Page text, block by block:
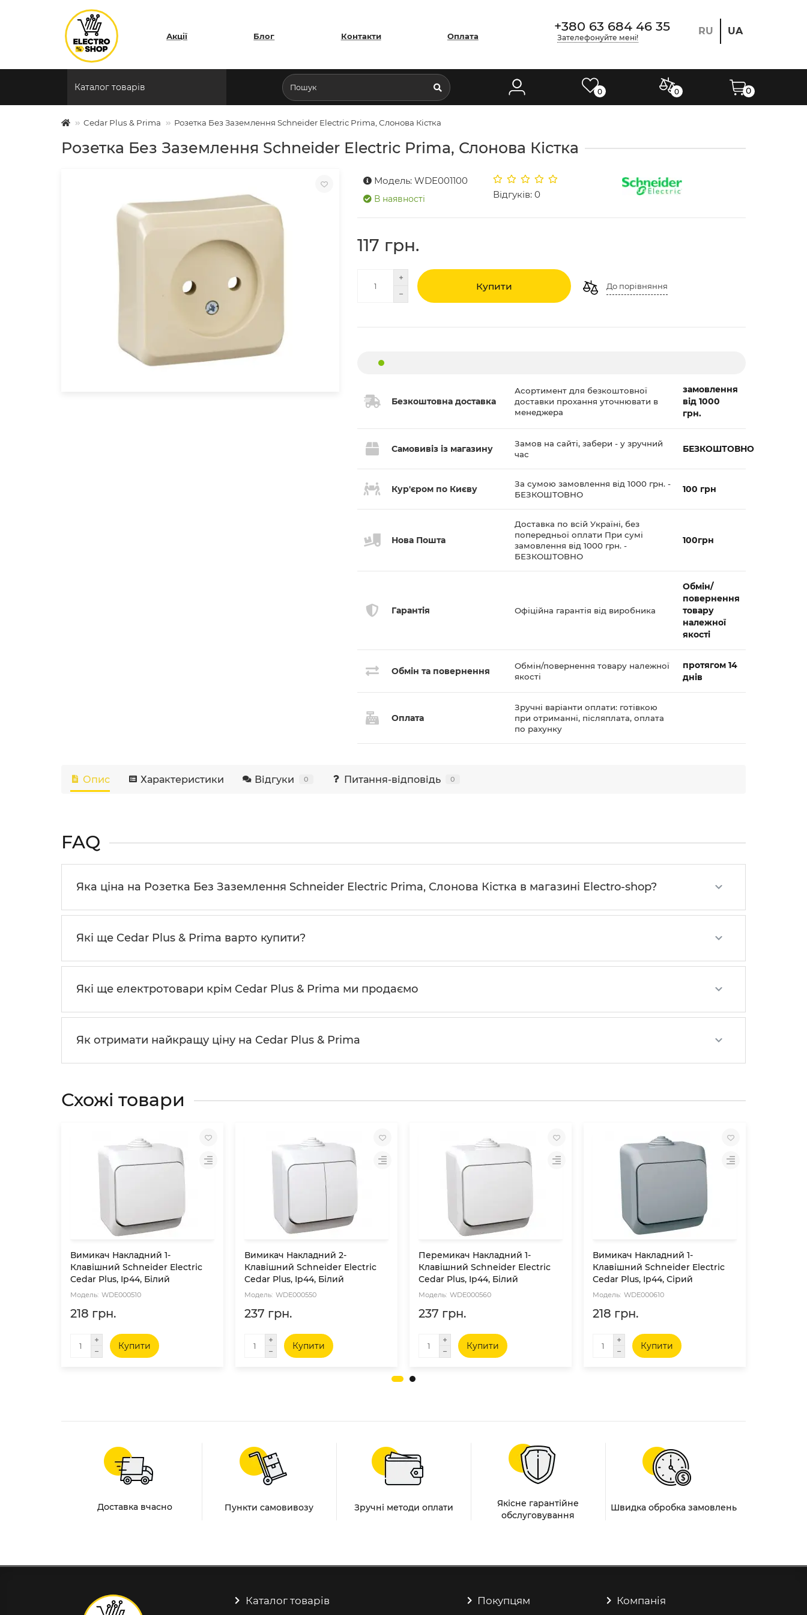
Акції Блог Контакти Оплата
+380 63 684 46 35
Зателефонуйте мені!
RU UA
Каталог товарів 0 0 0
Cedar Plus & Prima Розетка Без Заземлення Schneider Electric Prima, Слонова Кістка
Розетка Без Заземлення Schneider Electric Prima, Слонова Кістка
Модель: WDE001100
В наявності Відгуків: 0
117 грн.
Купити До порівняння
Безкоштовна доставка
Асортимент для безкоштовної
доставки прохання уточнювати в
менеджера
замовлення
від 1000
грн.
Самовивіз із магазину
Замов на сайті, забери - у зручний
час
БЕЗКОШТОВНО
Кур'єром по Києву
За сумою замовлення від 1000 грн. -
БЕЗКОШТОВНО
100 грн
Нова Пошта
Доставка по всій Україні, без
попередньої оплати При сумі
замовлення від 1000 грн. -
БЕЗКОШТОВНО
100грн
Гарантія Офіційна гарантія від виробника
Обмін/
повернення
товару
належної
якості
Обмін та повернення
Обмін/повернення товару належної
якості
протягом 14
днів
Оплата
Зручні варіанти оплати: готівкою
при отриманні, післяплата, оплата
по рахунку
Опис Характеристики Відгуки 0 Питання-відповідь 0
FAQ
Яка ціна на Розетка Без Заземлення Schneider Electric Prima, Слонова Кістка в магазині Electro-shop?
Які ще Cedar Plus & Prima варто купити?
Які ще електротовари крім Cedar Plus & Prima ми продаємо
Як отримати найкращу ціну на Cedar Plus & Prima
Схожі товари
Вимикач Накладний 1-
Клавішний Schneider Electric
Cedar Plus, Ip44, Білий
WDE000510
218 грн.
Купити
Вимикач Накладний 2-
Клавішний Schneider Electric
Cedar Plus, Ip44, Білий
WDE000550
237 грн.
Купити
Перемикач Накладний 1-
Клавішний Schneider Electric
Cedar Plus, Ip44, Білий
WDE000560
237 грн.
Купити
Вимикач Накладний 1-
Клавішний Schneider Electric
Cedar Plus, Ip44, Сірий
WDE000610
218 грн.
Купити
Доставка вчасно Пункти самовивозу Зручні методи оплати
Якісне гарантійне
обслуговування
Швидка обробка замовлень
Каталог товарів Покупцям Компанія